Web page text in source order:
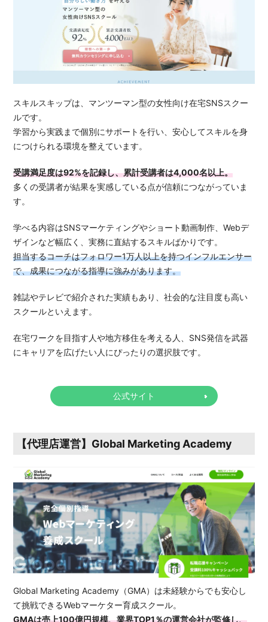
スキルスキップは、マンツーマン型の女性向け在宅SNSスクー
ルです。
学習から実践まで個別にサポートを行い、安心してスキルを身
につけられる環境を整えています。
受講満足度は92%を記録し、累計受講者は4,000名以上。
多くの受講者が結果を実感している点が信頼につながっていま
す。
学べる内容はSNSマーケティングやショート動画制作、Webデ
ザインなど幅広く、実務に直結するスキルばかりです。
担当するコーチはフォロワー1万人以上を持つインフルエンサー
で、成果につながる指導に強みがあります。
雑誌やテレビで紹介された実績もあり、社会的な注目度も高い
スクールといえます。
在宅ワークを目指す人や地方移住を考える人、SNS発信を武器
にキャリアを広げたい人にぴったりの選択肢です。
公式サイト
【代理店運営】Global Marketing Academy
Global Marketing Academy（GMA）は未経験からでも安心し
て挑戦できるWebマーケター育成スクール。
GMAは売上100億円規模、業界TOP1％の運営会社が監修し、